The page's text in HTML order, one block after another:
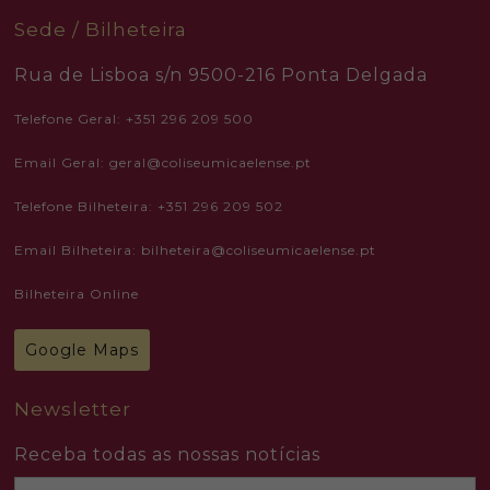
Sede / Bilheteira
Rua de Lisboa s/n 9500-216 Ponta Delgada
Telefone Geral: +351 296 209 500
Email Geral: geral@coliseumicaelense.pt
Telefone Bilheteira: +351 296 209 502
Email Bilheteira: bilheteira@coliseumicaelense.pt
Bilheteira Online
Google Maps
Newsletter
Receba todas as nossas notícias
your
behavior as
increase the